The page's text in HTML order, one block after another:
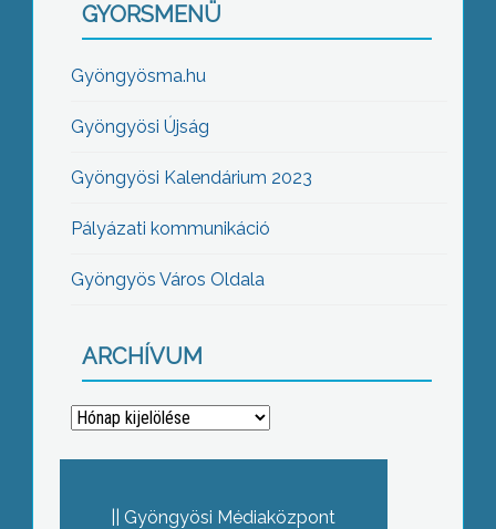
GYORSMENÜ
Gyöngyösma.hu
Gyöngyösi Újság
Gyöngyösi Kalendárium 2023
Pályázati kommunikáció
Gyöngyös Város Oldala
ARCHÍVUM
Archívum
Gyöngyösi Médiaközpont